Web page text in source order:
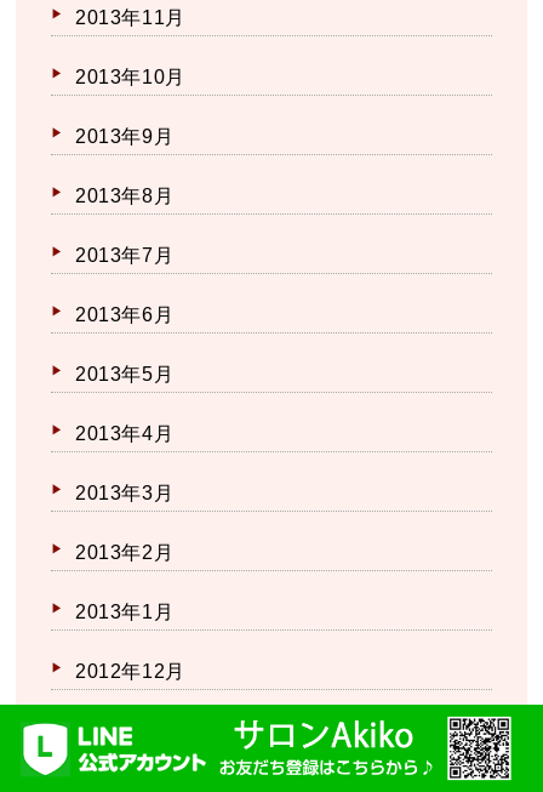
2013年11月
2013年10月
2013年9月
2013年8月
2013年7月
2013年6月
2013年5月
2013年4月
2013年3月
2013年2月
2013年1月
2012年12月
2012年11月